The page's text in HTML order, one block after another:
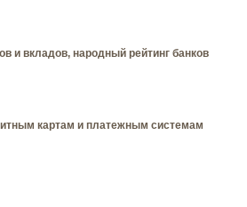
и вкладов, народный рейтинг банков
картам и платежным системам